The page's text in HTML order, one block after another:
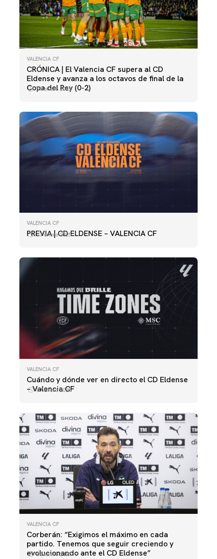
VALENCIA CF
CRÓNICA | El Valencia CF supera al CD
Eldense y avanza a los octavos de final de la
Copa del Rey (0-2)
07 enero 2025
VALENCIA CF
PREVIA | CD ELDENSE – VALENCIA CF
07 enero 2025
VALENCIA CF
Cuándo y dónde ver en directo el CD Eldense
– Valencia CF
07 enero 2025
VALENCIA CF
Corberán: “Exigimos el máximo en cada
partido. Tenemos que seguir creciendo y
evolucionando ante el CD Eldense”
06 enero 2025